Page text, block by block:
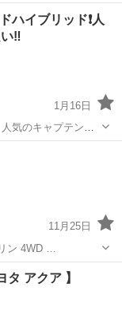
離
ハイブリッド❗人
‼️
1月16日
気のキャプテンシ
11月25日
年式 18年 ガソリン 4WD …
走行距離
タ アクア 】